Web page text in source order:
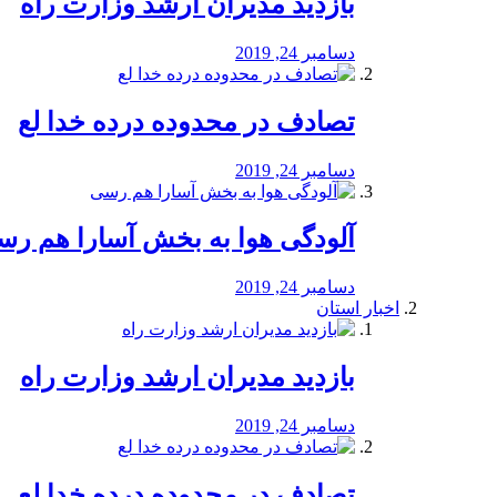
دسامبر 24, 2019
تصادف در محدوده درده خدا لع
دسامبر 24, 2019
آلودگی هوا به بخش آسارا هم
دسامبر 24, 2019
اخبار استان
بازدید مدیران ارشد وزارت راه
دسامبر 24, 2019